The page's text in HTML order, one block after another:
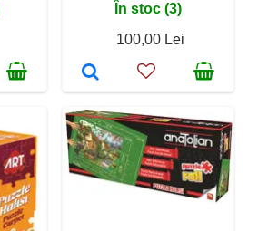
În stoc (3)
100,00 Lei